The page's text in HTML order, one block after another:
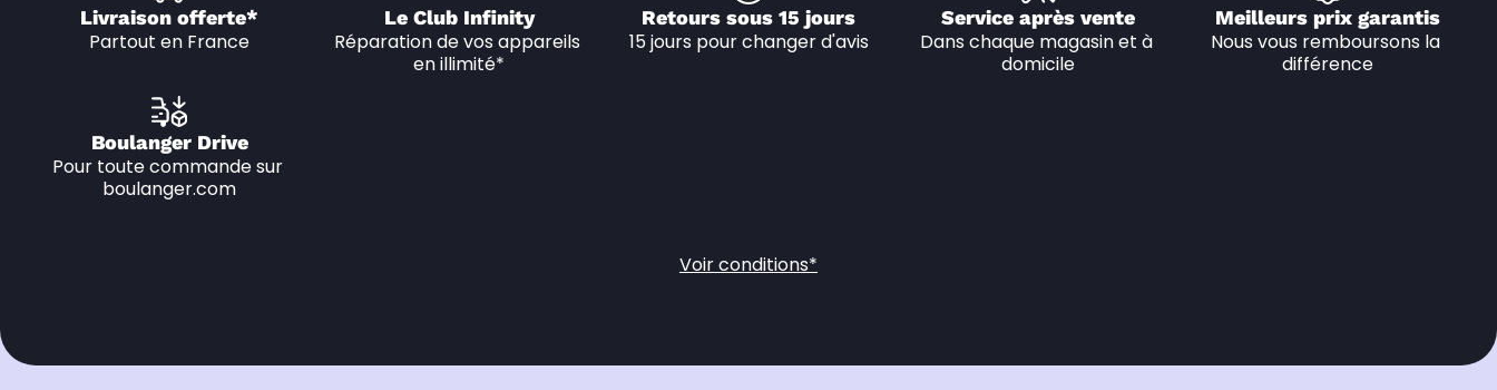
Livraison offerte*
Partout en France
Le Club Infinity
Réparation de vos appareils
en illimité*
Retours sous 15 jours
15 jours pour changer d'avis
Service après vente
Dans chaque magasin et à
domicile
Meilleurs prix garantis
Nous vous remboursons la
différence
Boulanger Drive
Pour toute commande sur
boulanger.com
Voir conditions*